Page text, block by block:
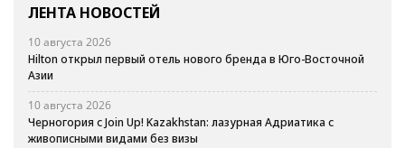
ЛЕНТА НОВОСТЕЙ
10 августа 2026
Hilton открыл первый отель нового бренда в Юго-Восточной
Азии
10 августа 2026
Черногория с Join Up! Kazakhstan: лазурная Адриатика с
живописными видами без визы